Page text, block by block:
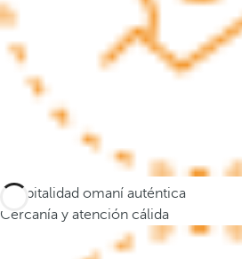
e
a
e
a
Hospitalidad omaní auténtica
Cercanía y atención cálida